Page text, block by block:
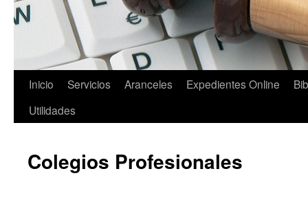
Saltar
Inicio Servicios Aranceles Expedientes Online
Utilidades
Colegios Profesionales